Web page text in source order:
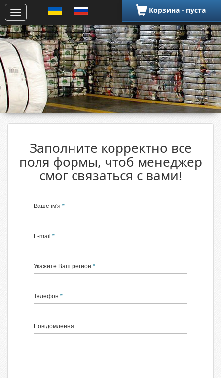
Заполните корректно все
поля формы, чтоб менеджер
смог связаться с вами!
Ваше ім'я
E-mail
Укажите Ваш регион
Телефон
Повідомлення
Корзина - пуста